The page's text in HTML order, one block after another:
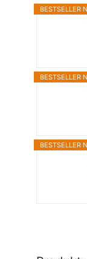
BESTSELLER
BESTSELLER
BESTSELLER